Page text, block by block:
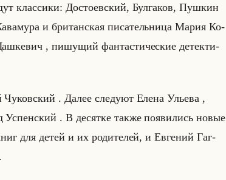
клас­си­ки: До­сто­ев­ский, Бул­га­ков, Пуш­кин
и бри­тан­ская пи­са­тельни­ца Мария Ко­
, пи­шу­щий фан­та­сти­че­ские де­тек­ти­
Чу­ков­ский . Далее сле­ду­ют Елена Улье­ва ,
. В де­сят­ке также по­яви­лись новые
для детей и их ро­ди­те­лей, и Ев­ге­ний Гаг­